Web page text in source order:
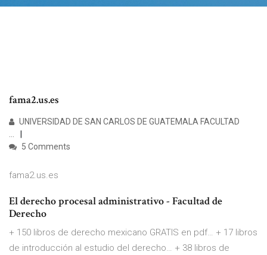
fama2.us.es
UNIVERSIDAD DE SAN CARLOS DE GUATEMALA FACULTAD
…
5 Comments
fama2.us.es
El derecho procesal administrativo - Facultad de
Derecho
+ 150 libros de derecho mexicano GRATIS en pdf… + 17 libros
de introducción al estudio del derecho… + 38 libros de